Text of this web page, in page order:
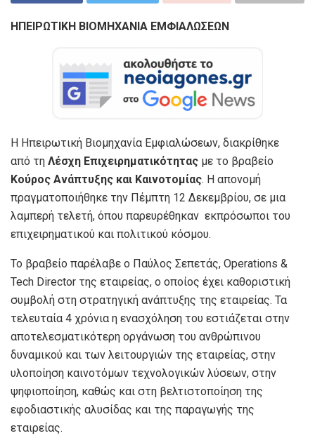
ΗΠΕΙΡΩΤΙΚΗ ΒΙΟΜΗΧΑΝΙΑ ΕΜΦΙΑΛΩΣΕΩΝ
Η Ηπειρωτική Βιομηχανία Εμφιαλώσεων, διακρίθηκε
από τη Λέσχη Επιχειρηματικότητας με το βραβείο
Κούρος Ανάπτυξης και Καινοτομίας. Η απονομή
πραγματοποιήθηκε την Πέμπτη 12 Δεκεμβρίου, σε μια
λαμπερή τελετή, όπου παρευρέθηκαν εκπρόσωποι του
επιχειρηματικού και πολιτικού κόσμου.
Το βραβείο παρέλαβε ο Παύλος Σεπετάς, Operations &
Tech Director της εταιρείας, ο οποίος έχει καθοριστική
συμβολή στη στρατηγική ανάπτυξης της εταιρείας. Τα
τελευταία 4 χρόνια η ενασχόληση του εστιάζεται στην
αποτελεσματικότερη οργάνωση του ανθρώπινου
δυναμικού και των λειτουργιών της εταιρείας, στην
υλοποίηση καινοτόμων τεχνολογικών λύσεων, στην
ψηφιοποίηση, καθώς και στη βελτιστοποίηση της
εφοδιαστικής αλυσίδας και της παραγωγής της
εταιρείας.